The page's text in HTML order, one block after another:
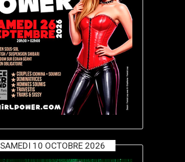
SAMEDI 10 OCTOBRE 2026